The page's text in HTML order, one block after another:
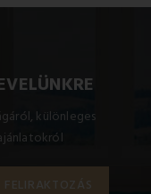
különleges